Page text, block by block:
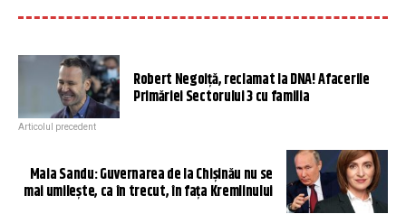
Robert Negoiță, reclamat la DNA! Afacerile
Primăriei Sectorului 3 cu familia
Articolul precedent
Maia Sandu: Guvernarea de la Chişinău nu se
mai umileşte, ca în trecut, în faţa Kremlinului